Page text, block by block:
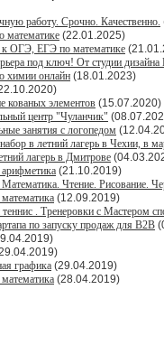
работу. Срочно. Качественно.
математике (22.01.2025)
к ОГЭ, ЕГЭ по математике
под ключ! От студии
химии онлайн (18.01.2023)
кованых элементов (15.07.2020)
центр "Чуланчик"
занятия с логопедом
в летний лагерь в Чехии, в
лагерь в Дмитрове
(21.10.2019)
Чтение. Рисование.
(12.09.2019)
. Тренеровки с Мастером
по запуску продаж для В2В
графика (29.04.2019)
(28.04.2019)